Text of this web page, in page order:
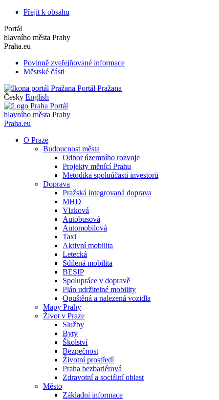
Přejít k obsahu
Portál
hlavního města Prahy
Praha.eu
Povinně zveřejňované informace
Městské části
Portál Pražana
Česky English
Portál
hlavního města Prahy
Praha.eu
O Praze
Budoucnost města
Odbor územního rozvoje
Projekty měnící Prahu
Metodika spoluúčasti investorů
Doprava
Pražská integrovaná doprava
MHD
Vlaková
Autobusová
Automobilová
Taxi
Aktivní mobilita
Letecká
Sdílená mobilita
BESIP
Spolupráce v dopravě
Plán udržitelné mobility
Opuštěná a nalezená vozidla
Mapy Prahy
Život v Praze
Služby
Byty
Školství
Bezpečnost
Životní prostředí
Praha bezbariérová
Zdravotní a sociální oblast
Město
Základní informace